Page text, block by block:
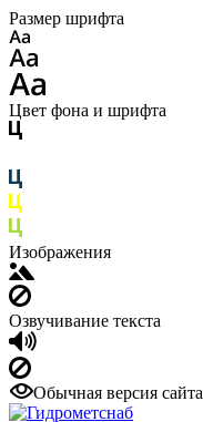
Размер шрифта
Цвет фона и шрифта
Изображения
Озвучивание текста
Обычная версия сайта